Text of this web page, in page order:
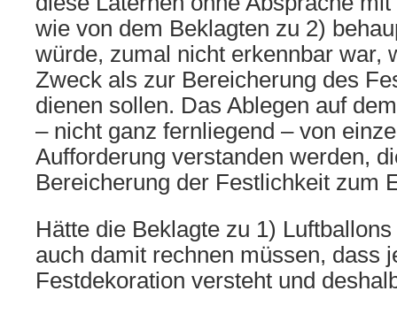
wie von dem Beklagten zu 2)
würde, zumal nicht erkennbar war,
Zweck als zur Bereicherung des
dienen sollen. Das Ablegen auf
– nicht ganz fernliegend – von
Aufforderung verstanden werden,
Bereicherung der Festlichkeit zum
Hätte die Beklagte zu 1)
auch damit rechnen müssen, dass
Festdekoration versteht und